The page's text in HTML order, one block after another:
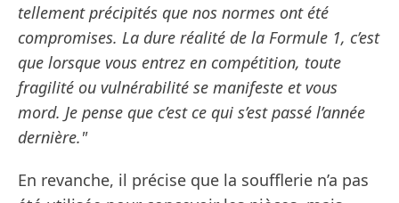
tellement précipités que nos normes ont été
compromises. La dure réalité de la Formule 1, c’est
que lorsque vous entrez en compétition, toute
fragilité ou vulnérabilité se manifeste et vous
mord. Je pense que c’est ce qui s’est passé l’année
dernière."
En revanche, il précise que la soufflerie n’a pas